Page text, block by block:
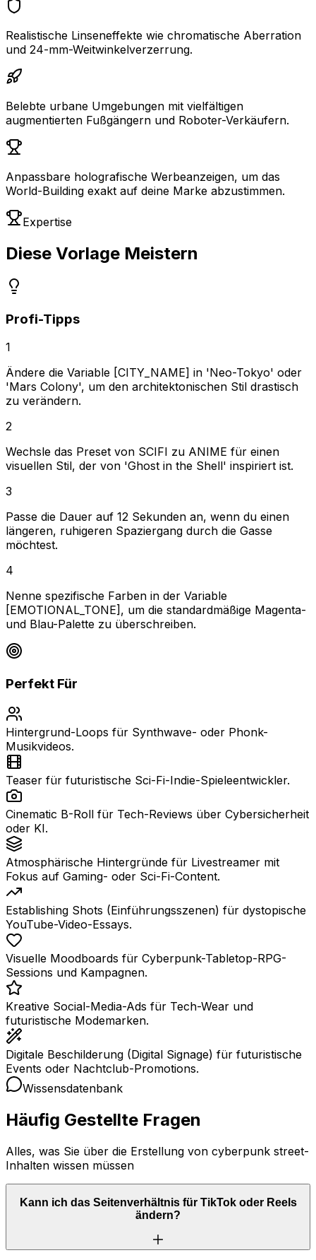
Realistische Linseneffekte wie chromatische Aberration
und 24-mm-Weitwinkelverzerrung.
Belebte urbane Umgebungen mit vielfältigen
augmentierten Fußgängern und Roboter-Verkäufern.
Anpassbare holografische Werbeanzeigen, um das
World-Building exakt auf deine Marke abzustimmen.
Expertise
Diese Vorlage Meistern
Profi-Tipps
1
Ändere die Variable [CITY_NAME] in 'Neo-Tokyo' oder
'Mars Colony', um den architektonischen Stil drastisch
zu verändern.
2
Wechsle das Preset von SCIFI zu ANIME für einen
visuellen Stil, der von 'Ghost in the Shell' inspiriert ist.
3
Passe die Dauer auf 12 Sekunden an, wenn du einen
längeren, ruhigeren Spaziergang durch die Gasse
möchtest.
4
Nenne spezifische Farben in der Variable
[EMOTIONAL_TONE], um die standardmäßige Magenta-
und Blau-Palette zu überschreiben.
Perfekt Für
Hintergrund-Loops für Synthwave- oder Phonk-
Musikvideos.
Teaser für futuristische Sci-Fi-Indie-Spieleentwickler.
Cinematic B-Roll für Tech-Reviews über Cybersicherheit
oder KI.
Atmosphärische Hintergründe für Livestreamer mit
Fokus auf Gaming- oder Sci-Fi-Content.
Establishing Shots (Einführungsszenen) für dystopische
YouTube-Video-Essays.
Visuelle Moodboards für Cyberpunk-Tabletop-RPG-
Sessions und Kampagnen.
Kreative Social-Media-Ads für Tech-Wear und
futuristische Modemarken.
Digitale Beschilderung (Digital Signage) für futuristische
Events oder Nachtclub-Promotions.
Wissensdatenbank
Häufig Gestellte Fragen
Alles, was Sie über die Erstellung von cyberpunk street-
Inhalten wissen müssen
Kann ich das Seitenverhältnis für TikTok oder Reels
ändern?